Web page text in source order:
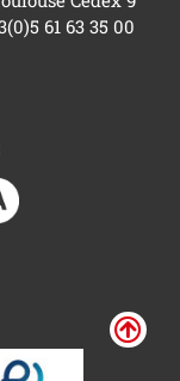
61 63 35 00